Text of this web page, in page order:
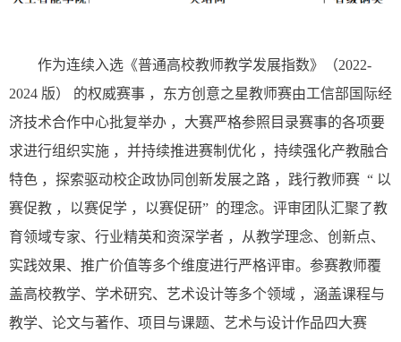
作为连续入选《普通高校教师教学发展指数》（2022-
2024 版） 的权威赛事 ，东方创意之星教师赛由工信部国际经
济技术合作中心批复举办 ，大赛严格参照目录赛事的各项要
求进行组织实施 ，并持续推进赛制优化 ，持续强化产教融合
特色 ，探索驱动校企政协同创新发展之路 ，践行教师赛 “ 以
赛促教 ，以赛促学 ，以赛促研” 的理念。评审团队汇聚了教
育领域专家、行业精英和资深学者 ，从教学理念、创新点、
实践效果、推广价值等多个维度进行严格评审。参赛教师覆
盖高校教学、学术研究、艺术设计等多个领域 ，涵盖课程与
教学、论文与著作、项目与课题、艺术与设计作品四大赛